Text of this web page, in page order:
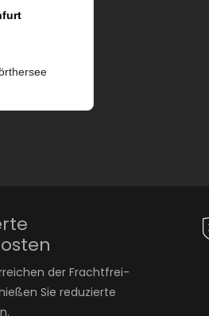
der Frachtfrei-
Sie reduzierte